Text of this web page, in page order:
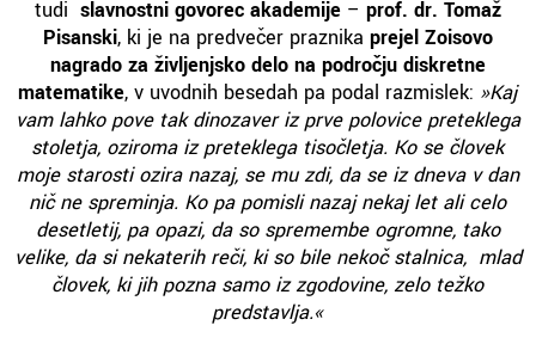
tudi slavnostni govorec akademije– prof. dr. Tomaž
Pisanski, ki je na predvečer praznika prejel Zoisovo
nagrado za življenjsko delo na področju diskretne
matematike, v uvodnih besedah pa podal razmislek: »Kaj
vam lahko pove tak dinozaver iz prve polovice preteklega
stoletja, oziroma iz preteklega tisočletja. Ko se človek
moje starosti ozira nazaj, se mu zdi, da se iz dneva v dan
nič ne spreminja. Ko pa pomisli nazaj nekaj let ali celo
desetletij, pa opazi, da so spremembe ogromne, tako
velike, da si nekaterih reči, ki so bile nekoč stalnica, mlad
človek, ki jih pozna samo iz zgodovine, zelo težko
predstavlja.«